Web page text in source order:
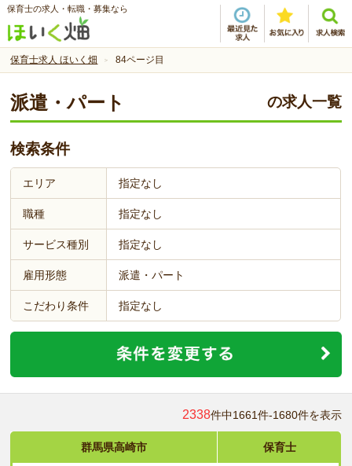
保育士の求人・転職・募集なら
保育士求人 ほいく畑 84ページ目
派遣・パート の求人一覧
検索条件
エリア 指定なし
職種 指定なし
サービス種別 指定なし
雇用形態 派遣・パート
こだわり条件 指定なし
2338件中1661件-1680件を表示
群馬県高崎市 保育士